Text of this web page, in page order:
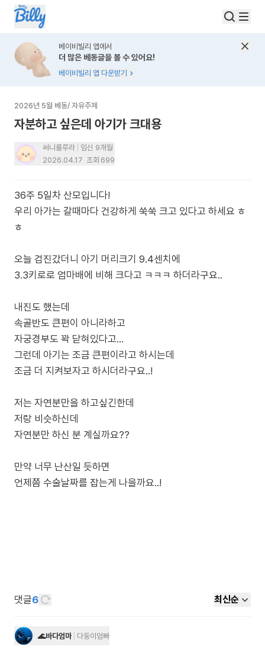
베이비빌리 앱에서
더 많은 베동글을 볼 수 있어요!
베이비빌리 앱 다운받기
2026년 5월 베동/ 자유주제
자분하고 싶은데 아기가 크대용
써니룰루라
임신 9개월
2026.04.17 조회 699
36주 5일차 산모입니다!
우리 아가는 갈때마다 건강하게 쑥쑥 크고 있다고 하세요 ㅎ
ㅎ
오늘 검진갔더니 아기 머리크기 9.4센치에
3.3키로로 엄마배에 비해 크다고 ㅋㅋㅋ 하더라구요..
내진도 했는데
속골반도 큰편이 아니라하고
자궁경부도 꽉 닫혀있다고…
그런데 아기는 조금 큰편이라고 하시는데
조금 더 지켜보자고 하시더라구요..!
저는 자연분만을 하고싶긴한데
저랑 비슷하신데
자연분만 하신 분 계실까요??
만약 너무 난산일 듯하면
언제쯤 수술날짜를 잡는게 나을까요..!
댓글6 최신순
🌊바다엄마 다둥이엄빠